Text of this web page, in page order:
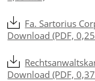
Fa. Sartorius
Download (PDF,
Download (PDF,